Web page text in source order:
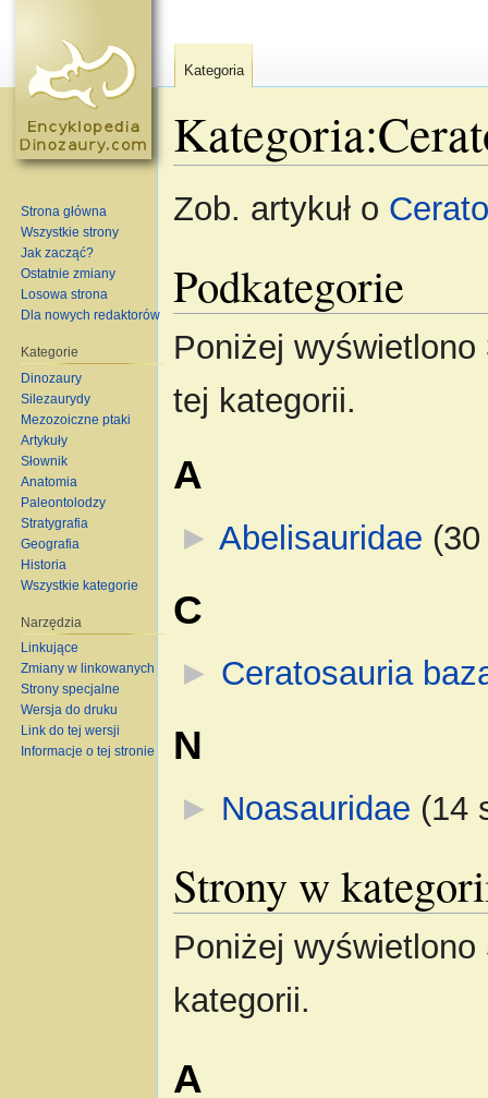
Zob. artykuł o
Podkategorie
Poniżej
tej kategorii.
A
► Abelisauridae
C
► Ceratosauria
N
► Noasauridae (14
Strony w
Poniżej
kategorii.
A
Kategoria
Strona główna
Wszystkie strony
Jak zacząć?
Ostatnie zmiany
Losowa strona
Dla nowych redaktorów
Kategorie
Dinozaury
Silezaurydy
Mezozoiczne ptaki
Artykuły
Słownik
Anatomia
Paleontolodzy
Stratygrafia
Geografia
Historia
Wszystkie kategorie
Narzędzia
Linkujące
Zmiany w linkowanych
Strony specjalne
Wersja do druku
Link do tej wersji
Informacje o tej stronie